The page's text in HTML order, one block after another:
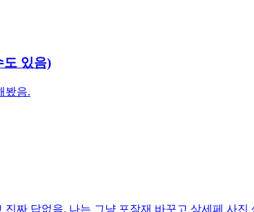
도 있음)
봤음.
짜 답없음. 나는 그냥 포장재 바꾸고 상세페 사